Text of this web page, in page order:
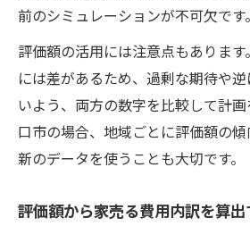
前のシミュレーションが不可欠です。
評価額の活用には注意点もありま
には差があるため、過剰な期待や
いよう、両方の数字を比較して計
口市の場合、地域ごとに評価額の
新のデータを使うことも大切です。
評価額から家売る費用内訳を算